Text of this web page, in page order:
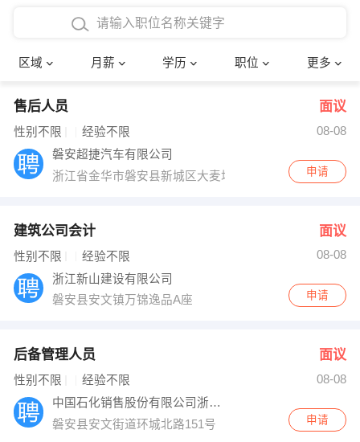
区域 月薪 学历 职位 更多
4000-5000元
8000-12000元
12000-20000元
博士
文员
财务会计
网络IT
快递员
收银员 技术员/工程师
出纳
编辑
确定
售后人员 面议
性别不限 经验不限
08-08
磐安超捷汽车有限公司
浙江省金华市磐安县新城区大麦坞灵峰路1号
申请
建筑公司会计 面议
性别不限 经验不限
08-08
浙江新山建设有限公司
磐安县安文镇万锦逸品A座
申请
后备管理人员 面议
性别不限 经验不限
08-08
中国石化销售股份有限公司浙江磐安石油支公
磐安县安文街道环城北路151号
申请